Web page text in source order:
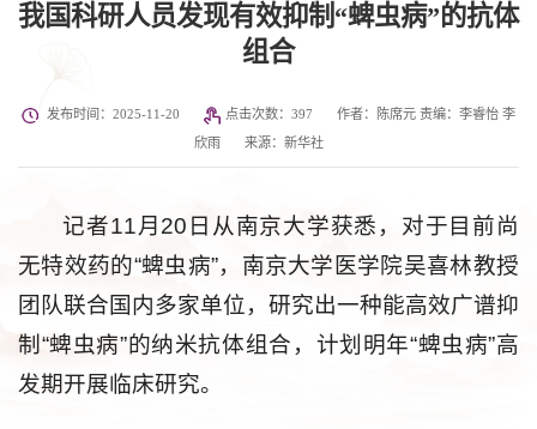
我国科研人员发现有效抑制“蜱虫病”的抗体
组合
发布时间：2025-11-20 点击次数： 397
作者：陈席元 责编：李睿怡 李
欣雨
来源：新华社
记者11月20日从南京大学获悉，对于目前尚
无特效药的“蜱虫病”，南京大学医学院吴喜林教授
团队联合国内多家单位，研究出一种能高效广谱抑
制“蜱虫病”的纳米抗体组合，计划明年“蜱虫病”高
发期开展临床研究。